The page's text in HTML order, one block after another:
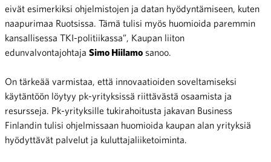
eivät esimerkiksi ohjelmistojen ja datan hyödyntämiseen, kuten
naapurimaa Ruotsissa. Tämä tulisi myös huomioida paremmin
kansallisessa TKI-politiikassa”, Kaupan liiton
edunvalvontajohtaja Simo Hiilamo sanoo.
On tärkeää varmistaa, että innovaatioiden soveltamiseksi
käytäntöön löytyy pk-yrityksissä riittävästä osaamista ja
resursseja. Pk-yrityksille tukirahoitusta jakavan Business
Finlandin tulisi ohjelmissaan huomioida kaupan alan yrityksiä
hyödyttävät palvelut ja kuluttajaliiketoiminta.